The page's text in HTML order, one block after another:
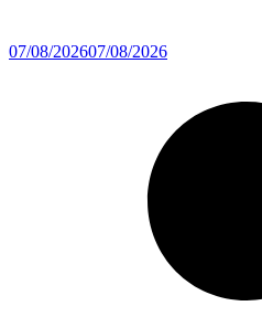
07/08/202607/08/2026